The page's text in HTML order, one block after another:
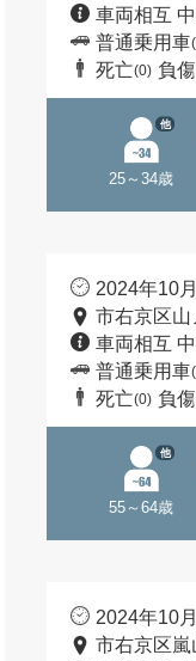
車両相互
普通乗用車
死亡(0) 負傷
25～34歳
他
2024年10
市右京区
車両相互
普通乗用車
死亡(0) 負傷
55～64歳
他
2024年10
市右京区